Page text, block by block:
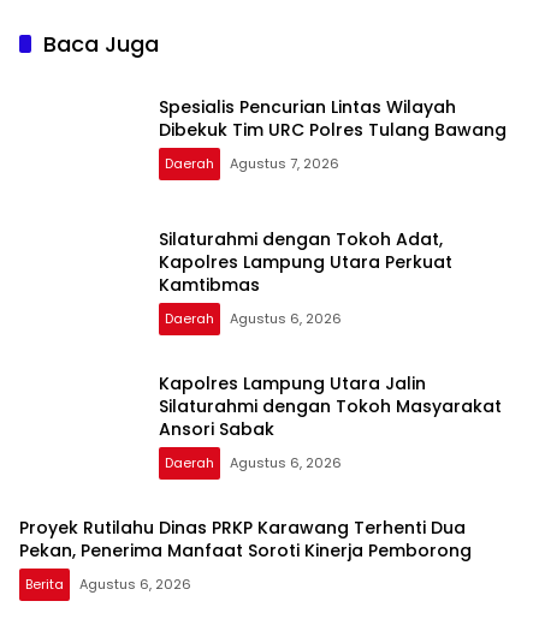
Baca Juga
Spesialis Pencurian Lintas Wilayah
Dibekuk Tim URC Polres Tulang Bawang
Daerah Agustus 7, 2026
Silaturahmi dengan Tokoh Adat,
Kapolres Lampung Utara Perkuat
Kamtibmas
Daerah Agustus 6, 2026
Kapolres Lampung Utara Jalin
Silaturahmi dengan Tokoh Masyarakat
Ansori Sabak
Daerah Agustus 6, 2026
Proyek Rutilahu Dinas PRKP Karawang Terhenti Dua
Pekan, Penerima Manfaat Soroti Kinerja Pemborong
Berita Agustus 6, 2026